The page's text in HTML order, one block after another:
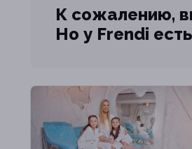
К сожалению,
Но у Frendi